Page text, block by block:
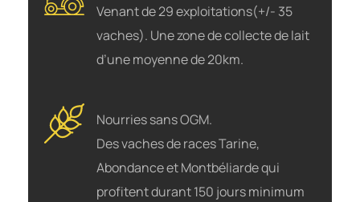
Venant de 29 exploitations(+/- 35
vaches). Une zone de collecte de lait
d’une moyenne de 20km.
Nourries sans OGM.
Des vaches de races Tarine,
Abondance et Montbéliarde qui
profitent durant 150 jours minimum